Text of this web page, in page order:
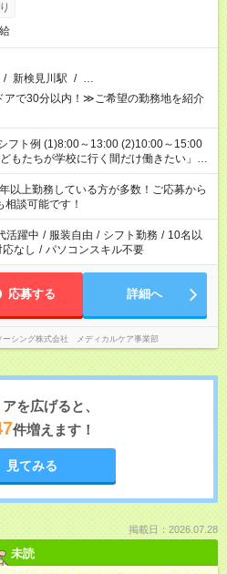
/ 新検見川駅 / …
で30分以内！≫ご希望の勤務地を紹介
備がしたい」 「午前中は働いて、午後
にしたい」 など、ご希望を教えてくださ
の勤務時間。 合計で週40時間を超える
。
以上勤務している方が多数！ご応募から
談可能です！
活躍中 / 服装自由 / シフト勤務 / 10名以
なし / パソコンスキル不要
応募する 詳細へ
ーシング株式会社 メディカルケア事業部
を広げると、
件増えます！
見てみる
掲載日：2026.07.28
未読